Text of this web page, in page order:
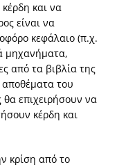
και να
είναι να
κεφάλαιο (π.χ.
μηχανήματα,
από τα βιβλία της
αποθέματα του
θα επιχειρήσουν να
κέρδη και
κρίση από το